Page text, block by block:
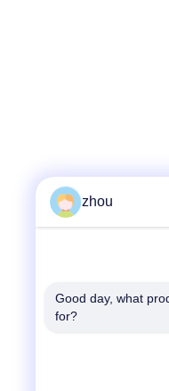
টেলিফোন
zhou
Good day, what
for?